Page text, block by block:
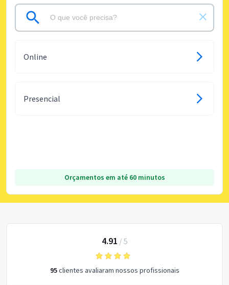
Online
Presencial
Orçamentos em até 60 minutos
4.91 / 5
95clientes avaliaram nossos profissionais